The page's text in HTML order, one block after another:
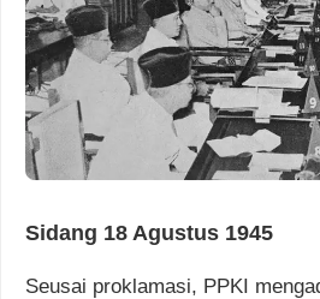
Sidang 18 Agustus 1945
Seusai proklamasi, PPKI